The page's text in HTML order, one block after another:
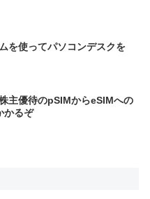
を使ってパソコンデスクを
主優待のpSIMからeSIMへの
かるぞ